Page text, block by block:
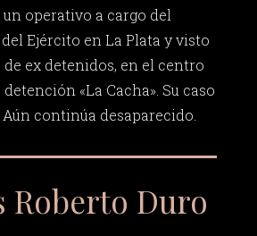
operativo a cargo del
Ejército en La Plata y visto
ex detenidos, en el centro
«La Cacha». Su caso
continúa desaparecido.
Roberto Duro